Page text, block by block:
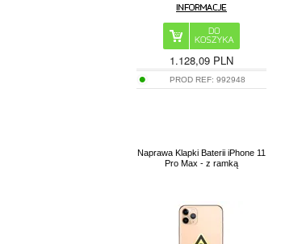
1.128,09 PLN
PROD REF: 992948
Naprawa Klapki Baterii iPhone 11
Pro Max - z ramką